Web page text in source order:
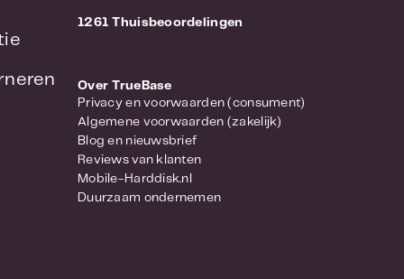
1261 Thuisbeoordelingen
Over TrueBase
Privacy en voorwaarden (consument)
Algemene voorwaarden (zakelijk)
Blog en nieuwsbrief
Reviews van klanten
Mobile-Harddisk.nl
Duurzaam ondernemen